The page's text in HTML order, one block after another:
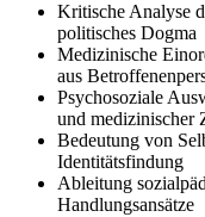
Kritische Analyse
politisches Dogma
Medizinische
aus
Psychosoziale
und medizinischer
Bedeutung von
Identitätsfindung
Ableitung
Handlungsansätze